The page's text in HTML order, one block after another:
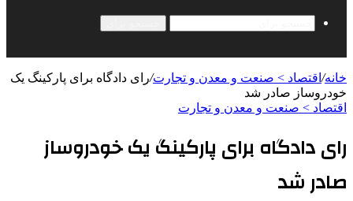
خانه/ اقتصاد > صنعت و معدن و تجارت/رای دادگاه برای پارکینگ یک
خودروساز صادر شد
اقتصاد > صنعت و معدن و تجارت
رای دادگاه برای پارکینگ یک خودروساز
صادر شد